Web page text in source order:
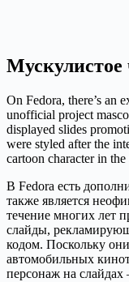
Мускулистое
On Fedora, there’s an
unofficial project
displayed slides
were styled after the
cartoon character in
В Fedora есть
также является
течение многих лет
слайды,
кодом. Поскольку
автомобильных
персонаж на